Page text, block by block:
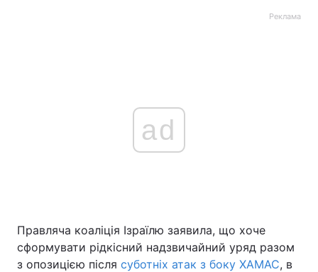
Реклама
ad
Правляча коаліція Ізраїлю заявила, що хоче
сформувати рідкісний надзвичайний уряд разом
з опозицією після суботніх атак з боку ХАМАС, в